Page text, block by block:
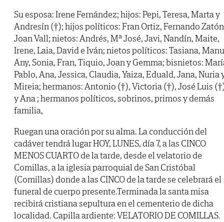
Su esposa: Irene Fernández; hijos: Pepi, Teresa, Marta y
Andresín (†); hijos políticos: Fran Ortiz, Fernando
Joan Vall; nietos: Andrés, Mª José, Javi, Nandín, Maite,
Irene, Laia, David e Iván; nietos políticos: Tasiana,
Any, Sonia, Fran, Tiquio, Joan y Gemma; bisnietos:
Pablo, Ana, Jessica, Claudia, Yaiza, Eduald, Jana, Nuria
Mireia; hermanos: Antonio (†), Victoria (†), José Luis
y Ana ; hermanos políticos, sobrinos, primos y demás
familia,
Ruegan una oración por su alma. La conducción del
cadáver tendrá lugar HOY, LUNES, día 7, a las CINCO
MENOS CUARTO de la tarde, desde el velatorio de
Comillas, a la iglesia parroquial de San Cristóbal
(Comillas) donde a las CINCO de la tarde se celebrará el
funeral de cuerpo presente.Terminada la santa misa
recibirá cristiana sepultura en el cementerio de dicha
localidad. Capilla ardiente: VELATORIO DE COMILLAS.